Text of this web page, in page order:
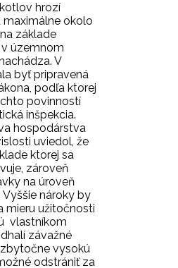
hrozí
okolo
základe
územnom
V
byť pripravená
podľa ktorej
povinností
inšpekcia.
hospodárstva
uviedol, že
ktorej sa
zároveň
na úroveň
nároky by
mieru užitočnosti
vlastníkom
závažné
vysokú
odstrániť za